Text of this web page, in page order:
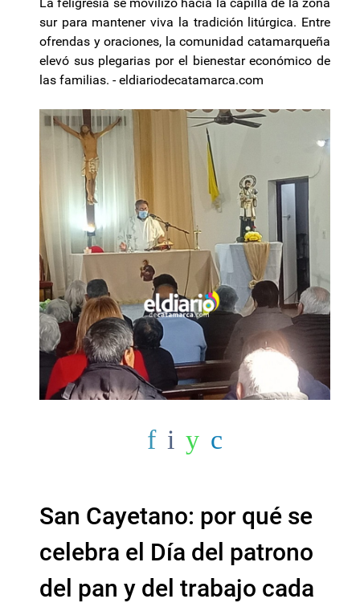
sur para mantener viva la tradición litúrgica. Entre
ofrendas y oraciones, la comunidad catamarqueña
elevó sus plegarias por el bienestar económico de
las familias. - eldiariodecatamarca.com
San Cayetano: por qué se
celebra el Día del patrono
del pan y del trabajo cada